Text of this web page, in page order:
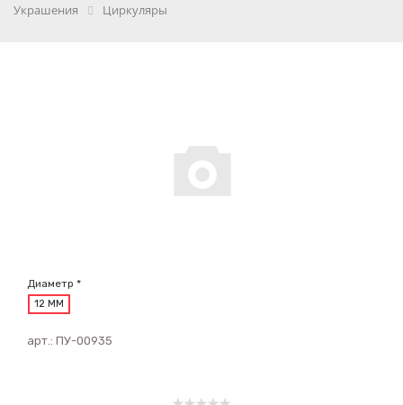
Украшения
Циркуляры
Диаметр *
12 ММ
арт.: ПУ-00935